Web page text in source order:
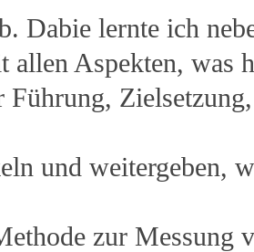
Dabie lernte ich
Aspekten, was
und weitergeben,
zur Messung